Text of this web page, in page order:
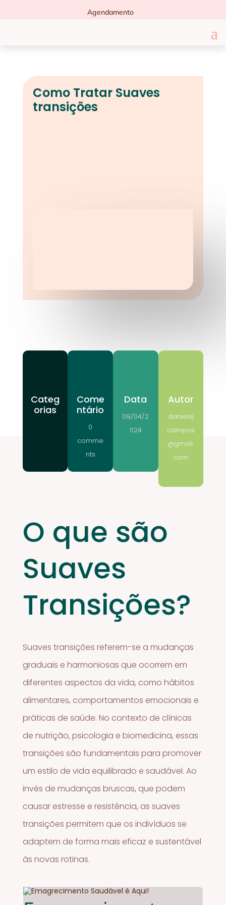
Agendamento
Como Tratar Suaves
transições
Categ
orias
Come
ntário
0
comme
nts
Data
09/04/2
024
Autor
danielsj
campos
@gmail.
com
O que são
Suaves
Transições?
Suaves transições referem-se a mudanças
graduais e harmoniosas que ocorrem em
diferentes aspectos da vida, como hábitos
alimentares, comportamentos emocionais e
práticas de saúde. No contexto de clínicas
de nutrição, psicologia e biomedicina, essas
transições são fundamentais para promover
um estilo de vida equilibrado e saudável. Ao
invés de mudanças bruscas, que podem
causar estresse e resistência, as suaves
transições permitem que os indivíduos se
adaptem de forma mais eficaz e sustentável
às novas rotinas.